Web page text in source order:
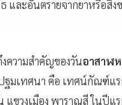
และอันตรายจากยาหรือสิ่
ความสำคัญของวันอาสาฬ
ฐมเทศนา คือ เทศน์กัณฑ์แ
วงเมือง พาราณสี ในปีแ